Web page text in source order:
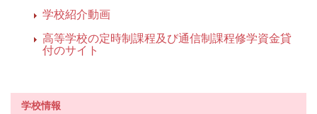
学校紹介動画
高等学校の定時制課程及び通信制課程修学資金貸
付のサイト
学校情報